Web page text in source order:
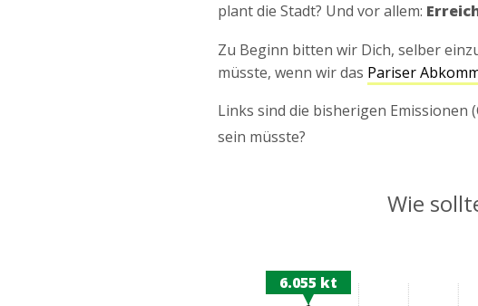
plant die Stadt? Und vor allem:
Zu Beginn bitten wir Dich, selber
müsste, wenn wir das Pariser
Links sind die bisherigen Emissionen
sein müsste?
Wie
6.500 kt
6.055 kt